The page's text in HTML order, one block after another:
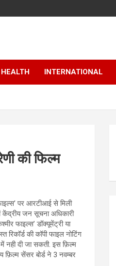
HEALTH INTERNATIONAL
की फिल्म
पर आरटीआई से मिली
केंद्रीय जन सूचना अधिकारी
फाइल्स’ डॉक्यूमेंट्री या
की कॉपी फाइल नोटिंग
नही दी जा सकती. इस फ़िल्म
फ़िल्म सेंसर बोर्ड ने 3 नवम्बर